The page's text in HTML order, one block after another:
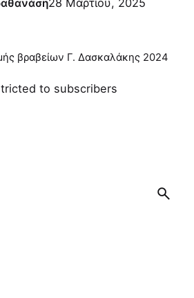
28 Μαρτίου, 2025
βραβείων Γ. Δασκαλάκης 2024
to subscribers